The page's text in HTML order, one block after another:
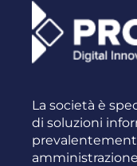
La società è
di soluzioni